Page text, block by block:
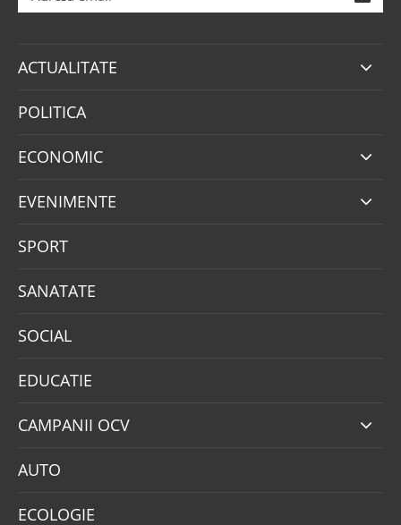
ACTUALITATE
POLITICA
ECONOMIC
EVENIMENTE
SPORT
SANATATE
SOCIAL
EDUCATIE
CAMPANII OCV
AUTO
ECOLOGIE